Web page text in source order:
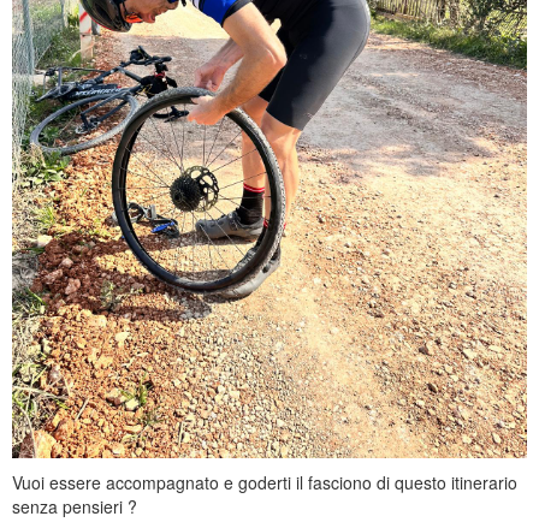
Vuoi essere accompagnato e goderti il fasciono di questo itinerario
senza pensieri ?